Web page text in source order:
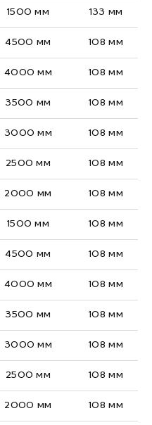
1500 мм 133 мм
4500 мм 108 мм
4000 мм 108 мм
3500 мм 108 мм
3000 мм 108 мм
2500 мм 108 мм
2000 мм 108 мм
1500 мм 108 мм
4500 мм 108 мм
4000 мм 108 мм
3500 мм 108 мм
3000 мм 108 мм
2500 мм 108 мм
2000 мм 108 мм